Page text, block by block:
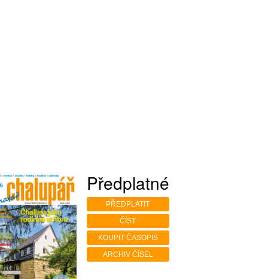
Předplatné
PŘEDPLATIT
ČÍST
KOUPIT ČASOPIS
ARCHIV ČÍSEL